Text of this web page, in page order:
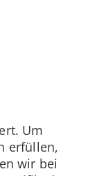
Um
erfüllen,
wir bei